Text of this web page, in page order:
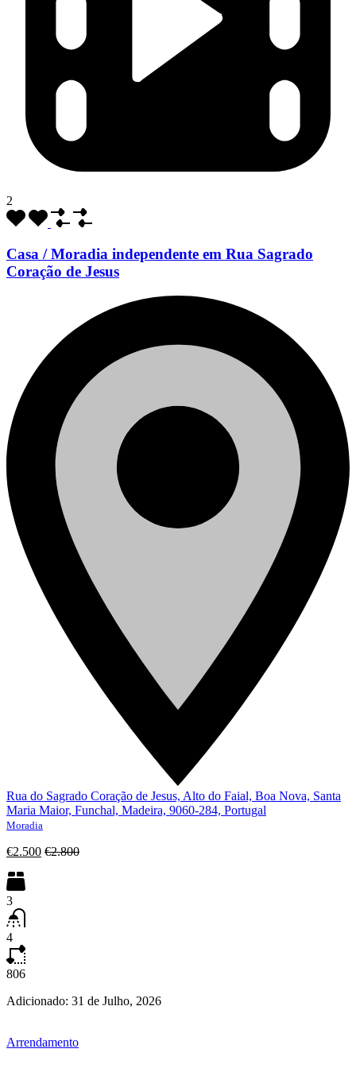
2
Casa / Moradia independente em Rua Sagrado
Coração de Jesus
Rua do Sagrado Coração de Jesus, Alto do Faial, Boa Nova, Santa
Maria Maior, Funchal, Madeira, 9060-284, Portugal
Moradia
€2.500 €2.800
3
4
806
Adicionado: 31 de Julho, 2026
Arrendamento